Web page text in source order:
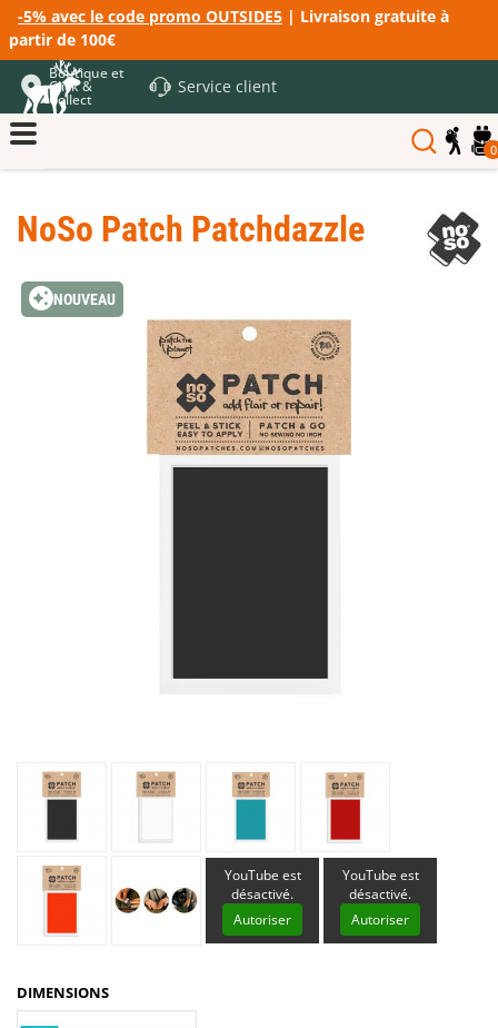
-5% avec le code promo OUTSIDE5 | Livraison gratuite à
partir de 100€
Boutique et
Click &
Collect
Service client
0
NoSo Patch Patchdazzle
NOUVEAU
YouTube est
désactivé.
Autoriser
YouTube est
désactivé.
Autoriser
DIMENSIONS